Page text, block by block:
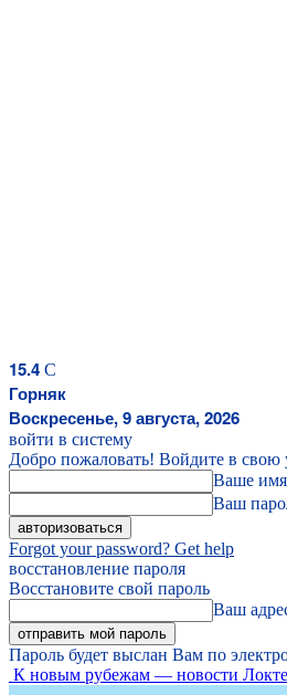
15.4 C
Горняк
Воскресенье, 9 августа, 2026
войти в систему
Добро пожаловать! Войдите в свою
Ваше имя
Ваш
Forgot your password? Get help
восстановление пароля
Восстановите свой пароль
Ваш
Пароль будет выслан Вам по
К новым рубежам — новости